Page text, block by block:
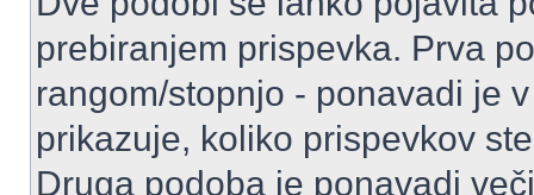
prebiranjem prispevka. Prva
rangom/stopnjo - ponavadi je
prikazuje, koliko prispevkov
Druga podoba je ponavadi